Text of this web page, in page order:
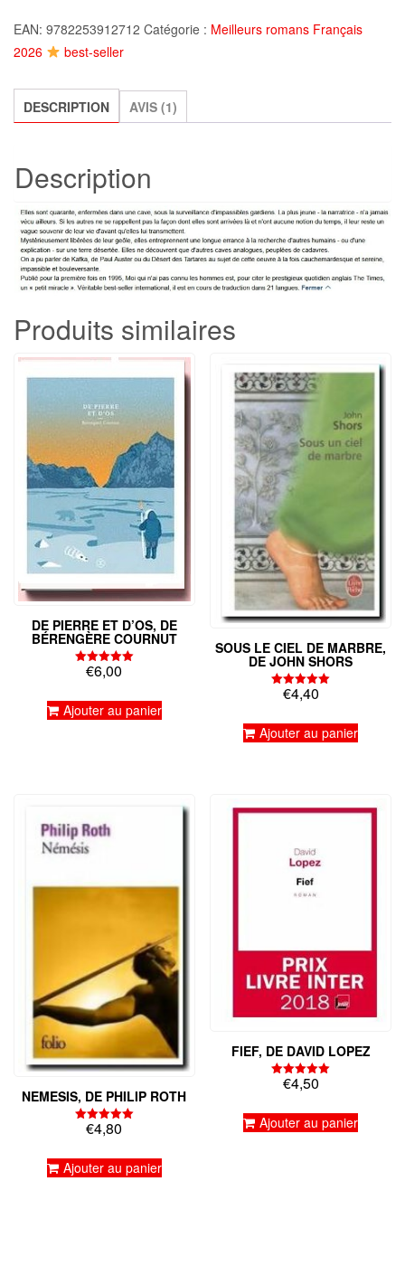
qui
n'ai
connu
les
Jacqueline
Harpman
EAN: 9782253912712 Catégorie : Meilleurs romans Français
2026
best-seller
DESCRIPTION AVIS (1)
Description
Produits similaires
DE PIERRE ET D’OS, DE
BÉRENGÈRE COURNUT
Note
5.00
€6,00
Ajouter au panier
SOUS LE CIEL DE MARBRE,
DE JOHN SHORS
Note
5.00
€4,40
Ajouter au panier
NEMESIS, DE PHILIP ROTH
Note
5.00
€4,80
Ajouter au panier
FIEF, DE DAVID LOPEZ
Note
5.00
€4,50
Ajouter au panier